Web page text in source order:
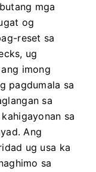
mga
og
reset sa
ug
imong
pagdumala sa
sa
sa
Ang
ug usa ka
sa